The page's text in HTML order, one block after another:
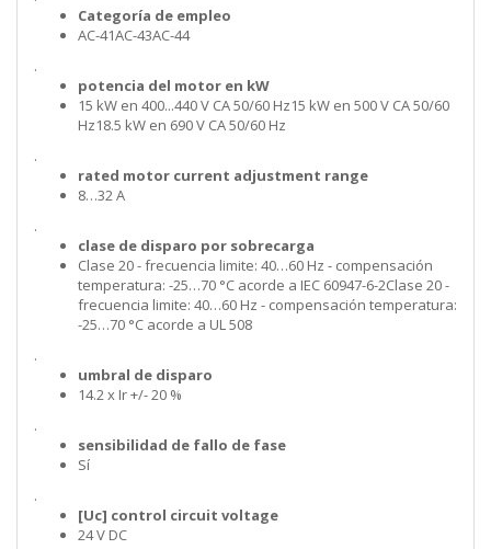
Categoría de empleo
AC-41AC-43AC-44
.
potencia del motor en kW
15 kW en 400...440 V CA 50/60 Hz15 kW en 500 V CA 50/60
Hz18.5 kW en 690 V CA 50/60 Hz
.
rated motor current adjustment range
8…32 A
.
clase de disparo por sobrecarga
Clase 20 - frecuencia limite: 40…60 Hz - compensación
temperatura: -25…70 °C acorde a IEC 60947-6-2Clase 20 -
frecuencia limite: 40…60 Hz - compensación temperatura:
-25…70 °C acorde a UL 508
.
umbral de disparo
14.2 x Ir +/- 20 %
.
sensibilidad de fallo de fase
Sí
.
[Uc] control circuit voltage
24 V DC